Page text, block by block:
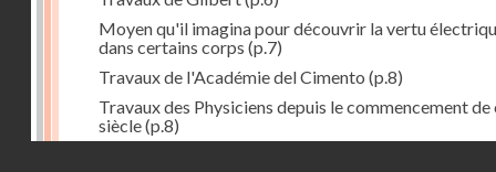
Moyen qu'il imagina pour découvrir la vertu
dans certains corps (p.7)
Travaux de l'Académie del Cimento (p.8)
Travaux des Physiciens depuis le commencement de
siècle(p.8)